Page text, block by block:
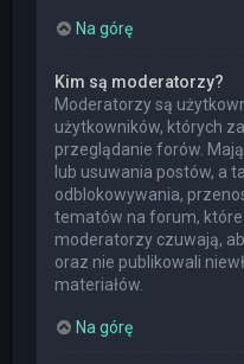
Na górę
Kim są moderatorzy?
Moderatorzy są
użytkowników, których
przeglądanie forów.
lub usuwania postów, a
odblokowywania,
tematów na forum, które
moderatorzy czuwają,
oraz nie publikowali
materiałów.
Na górę